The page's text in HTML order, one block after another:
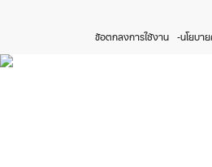
ข้อตกลงการใช้งาน นโยบา